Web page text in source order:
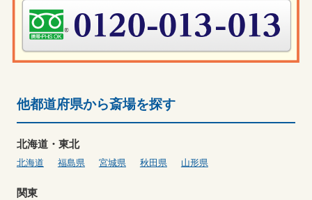
他都道府県から斎場を探す
北海道・東北
北海道 福島県 宮城県 秋田県 山形県
関東